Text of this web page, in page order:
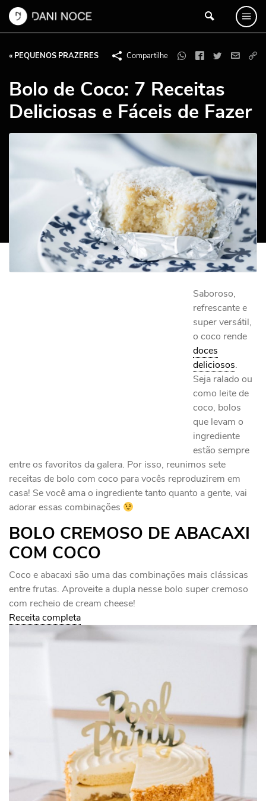
« PEQUENOS PRAZERES Compartilhe
Bolo de Coco: 7 Receitas
Deliciosas e Fáceis de Fazer
Saboroso,
refrescante e
super versátil,
o coco rende
doces
deliciosos.
Seja ralado ou
como leite de
coco, bolos
que levam o
ingrediente
estão sempre
entre os favoritos da galera. Por isso, reunimos sete
receitas de bolo com coco para vocês reproduzirem em
casa! Se você ama o ingrediente tanto quanto a gente, vai
adorar essas combinações
BOLO CREMOSO DE ABACAXI
COM COCO
Coco e abacaxi são uma das combinações mais clássicas
entre frutas. Aproveite a dupla nesse bolo super cremoso
com recheio de cream cheese!
Receita completa